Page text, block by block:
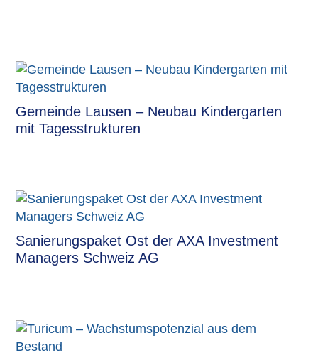
Gemeinde Lausen – Neubau Kindergarten
mit Tagesstrukturen
Sanierungspaket Ost der AXA Investment
Managers Schweiz AG